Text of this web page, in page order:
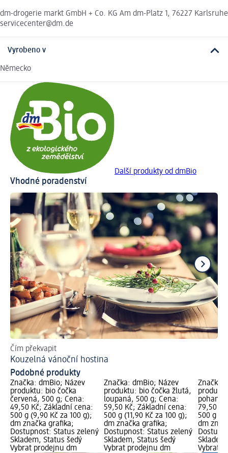
dm-drogerie markt GmbH + Co. KG Am dm-Platz 1, 76227 Karlsruhe
servicecenter@dm.de
Vyrobeno v
Německo
Další produkty od dmBio
Vhodné poradenství
Čím překvapit
Kouzelná vánoční hostina
Podobné produkty
Značka: dmBio; Název
produktu: bio čočka
červená, 500 g; Cena:
49,50 Kč; Základní cena:
500 g (9,90 Kč za 100 g);
dm značka grafika;
Dostupnost: Status zelený
Skladem, Status šedý
Vybrat prodejnu dm
Značka: dmBio; Název
produktu: bio čočka žlutá,
loupaná, 500 g; Cena:
59,50 Kč; Základní cena:
500 g (11,90 Kč za 100 g);
dm značka grafika;
Dostupnost: Status zelený
Skladem, Status šedý
Vybrat prodejnu dm
Značka:
79,50
500 g
dm
Vybrat